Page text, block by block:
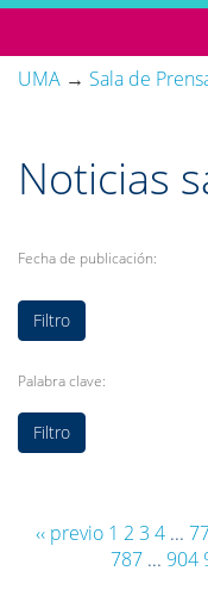
UMA → Sala de
Noticias
Fecha de publicación:
Palabra clave:
‹‹ previo 1 2 3 4...
787... 904